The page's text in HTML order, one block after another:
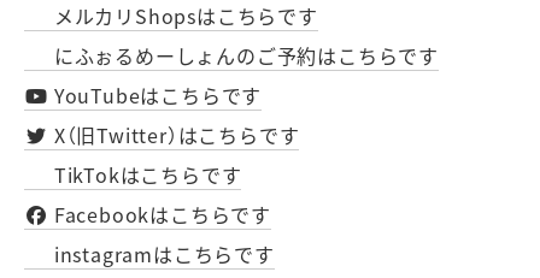
メルカリShopsはこちらです
にふぉるめーしょんのご予約はこちらです
YouTubeはこちらです
X（旧Twitter）はこちらです
TikTokはこちらです
Facebookはこちらです
instagramはこちらです